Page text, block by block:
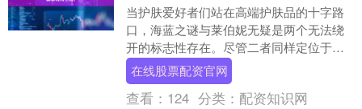
当护肤爱好者们站在高端护肤品的十字路
口，海蓝之谜与莱伯妮无疑是两个无法绕
开的标志性存在。尽管二者同样定位于奢
华护肤市场，却在成分理念、科技运用与
使用体验上呈现出....
在线股票配资官网
查看： 124 分类： 配资知识网